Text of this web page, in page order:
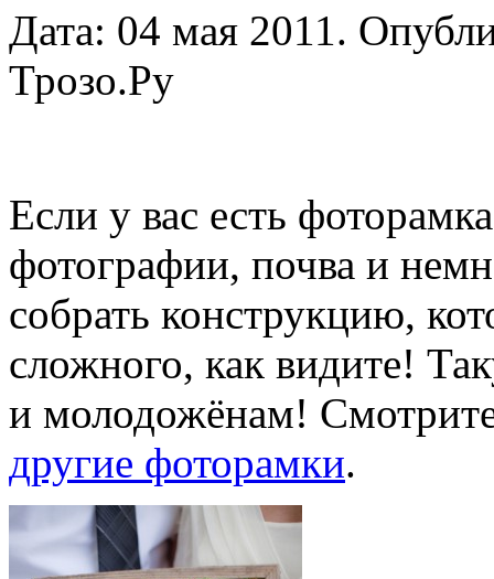
Дата: 04 мая 2011.
Трозо.Ру
Если у вас есть
фотографии, почва и
собрать конструкцию,
сложного, как видите!
и молодожёнам!
другие фоторамки.